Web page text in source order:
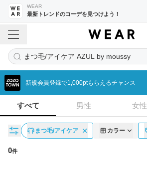
WEAR
最新トレンドのコーデを見つけよう！
まつ毛/アイケア AZUL by moussy
新規会員登録で1,000ptもらえるチャンス
すべて 男性 女性
まつ毛/アイケア カラー
0件